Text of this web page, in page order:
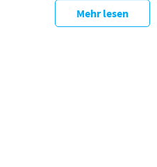
der Klasse I
im
Mehr lesen